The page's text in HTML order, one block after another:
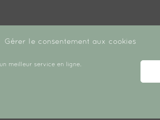
Gérer le consentement aux cookies
meilleur service en ligne.